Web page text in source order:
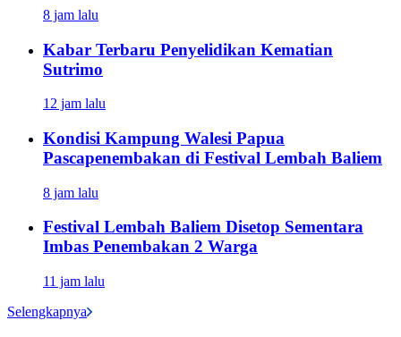
8 jam lalu
Kabar Terbaru Penyelidikan Kematian
Sutrimo
12 jam lalu
Kondisi Kampung Walesi Papua
Pascapenembakan di Festival Lembah Baliem
8 jam lalu
Festival Lembah Baliem Disetop Sementara
Imbas Penembakan 2 Warga
11 jam lalu
Selengkapnya